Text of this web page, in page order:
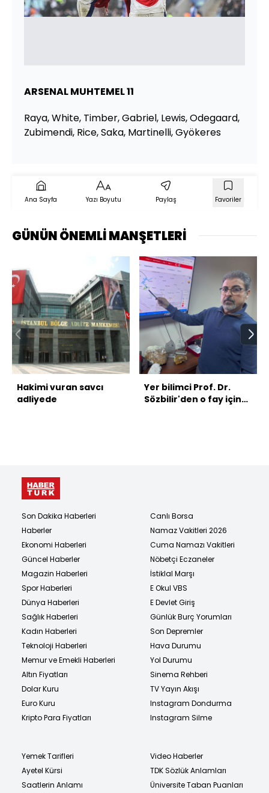
ARSENAL MUHTEMEL 11
Raya, White, Timber, Gabriel, Lewis, Odegaard,
Zubimendi, Rice, Saka, Martinelli, Gyökeres
Ana Sayfa Yazı Boyutu Paylaş Favoriler
GÜNÜN ÖNEMLİ MANŞETLERİ
Hakimi vuran savcı
adliyede
Yer bilimci Prof. Dr.
Sözbilir'den o fay için
Son Dakika Haberleri
Haberler
Ekonomi Haberleri
Güncel Haberler
Magazin Haberleri
Spor Haberleri
Dünya Haberleri
Sağlık Haberleri
Kadın Haberleri
Teknoloji Haberleri
Memur ve Emekli Haberleri
Altın Fiyatları
Dolar Kuru
Euro Kuru
Kripto Para Fiyatları
Canlı Borsa
Namaz Vakitleri 2026
Cuma Namazı Vakitleri
Nöbetçi Eczaneler
İstiklal Marşı
E Okul VBS
E Devlet Giriş
Günlük Burç Yorumları
Son Depremler
Hava Durumu
Yol Durumu
Sinema Rehberi
TV Yayın Akışı
Instagram Dondurma
Instagram Silme
Yemek Tarifleri
Ayetel Kürsi
Saatlerin Anlamı
Video Haberler
TDK Sözlük Anlamları
Üniversite Taban Puanları